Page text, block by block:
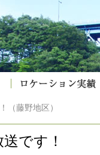
（藤野地区）
です！